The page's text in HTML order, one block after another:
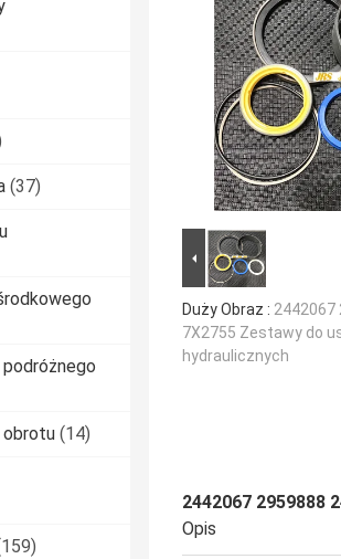
(37)
obrotu (14)
Duży Obraz : 2442067
7X2755 Zestawy do
hydraulicznych
2442067 2959888
Opis